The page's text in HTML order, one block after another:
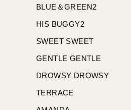
BLUE＆GREEN2
HIS BUGGY2
SWEET SWEET
GENTLE GENTLE
DROWSY DROWSY
TERRACE